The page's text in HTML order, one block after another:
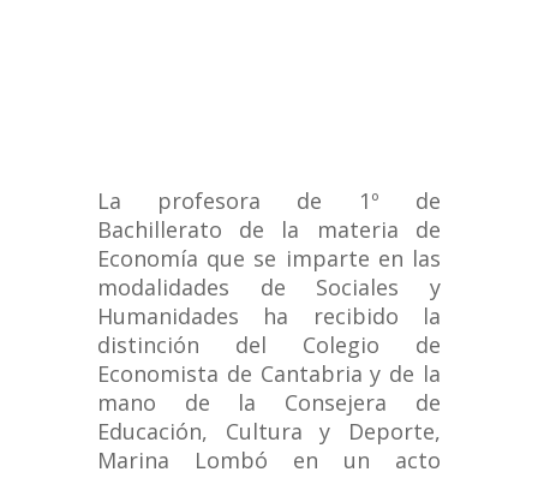
La profesora de 1º de
Bachillerato de la materia de
Economía que se imparte en las
modalidades de Sociales y
Humanidades ha recibido la
distinción del Colegio de
Economista de Cantabria y de la
mano de la Consejera de
Educación, Cultura y Deporte,
Marina Lombó en un acto